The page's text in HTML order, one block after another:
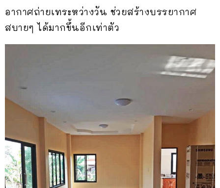
อากาศถ่ายเทระหว่างวัน ช่วยสร้างบรรยากาศ
สบายๆ ได้มากขึ้นอีกเท่าตัว